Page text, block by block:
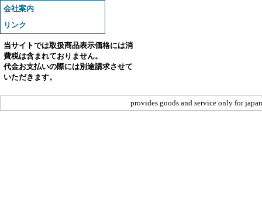
会社案内
リンク
当サイトでは取扱商品表示価格には消
費税は含まれておりません。
代金お支払いの際には別途請求させて
いただきます。
provides goods and service only for